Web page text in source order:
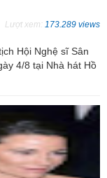
Lượt xem: 173.289 views
Hội Nghệ sĩ Sân
4/8 tại Nhà hát Hồ